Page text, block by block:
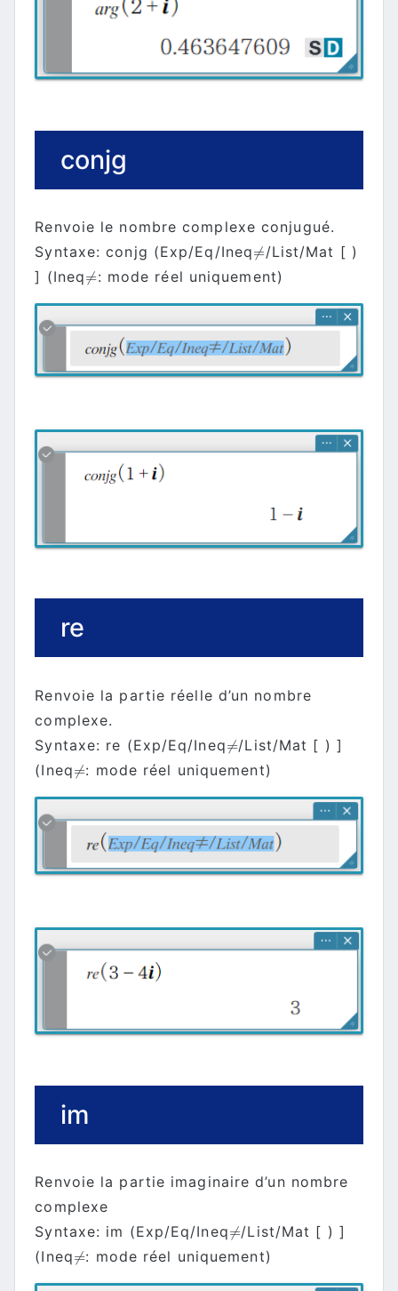
conjg
Renvoie le nombre complexe conjugué.
Syntaxe: conjg (Exp/Eq/Ineq≠
≠/List/Mat [ )
] (Ineq≠
≠: mode réel uniquement)
re
Renvoie la partie réelle d’un nombre
complexe.
Syntaxe: re (Exp/Eq/Ineq≠
≠/List/Mat [ ) ]
(Ineq≠
≠: mode réel uniquement)
im
Renvoie la partie imaginaire d’un nombre
complexe
Syntaxe: im (Exp/Eq/Ineq≠
≠/List/Mat [ ) ]
(Ineq≠
≠: mode réel uniquement)